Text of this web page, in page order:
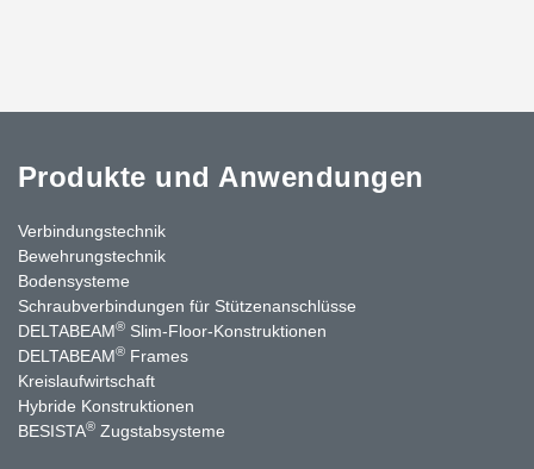
Produkte und Anwendungen
Verbindungstechnik
Bewehrungstechnik
Bodensysteme
Schraubverbindungen für Stützenanschlüsse
DELTABEAM® Slim-Floor-Konstruktionen
DELTABEAM® Frames
Kreislaufwirtschaft
Hybride Konstruktionen
BESISTA® Zugstabsysteme